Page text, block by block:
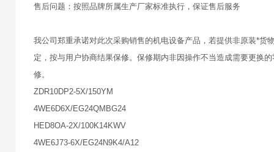
售后问题：按照品牌所属生产厂家标准执行，保证售后服务
我公司郑重承诺对此次采购销售的机电设备产品，若提供非原装*
定，按与用户协商结果保修。保修期内非因操作不当造成需要更换
修。
ZDR10DP2-5X/150YM
4WE6D6X/EG24QMBG24
HED8OA-2X/100K14KWV
4WE6J73-6X/EG24N9K4/A12